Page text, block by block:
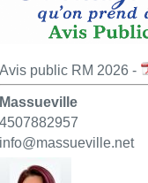
Avis public RM 2026 -
Massueville
4507882957
info@massueville.net